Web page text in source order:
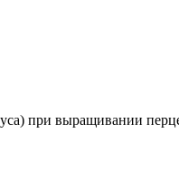
при выращивании